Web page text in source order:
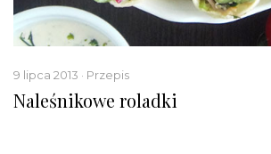
9 lipca 2013 · Przepis
Naleśnikowe roladki